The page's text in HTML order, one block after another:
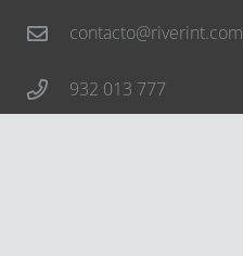
contacto@riverint.com
932 013 777